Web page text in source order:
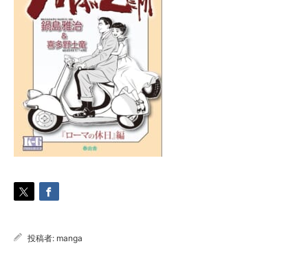
投稿者: manga